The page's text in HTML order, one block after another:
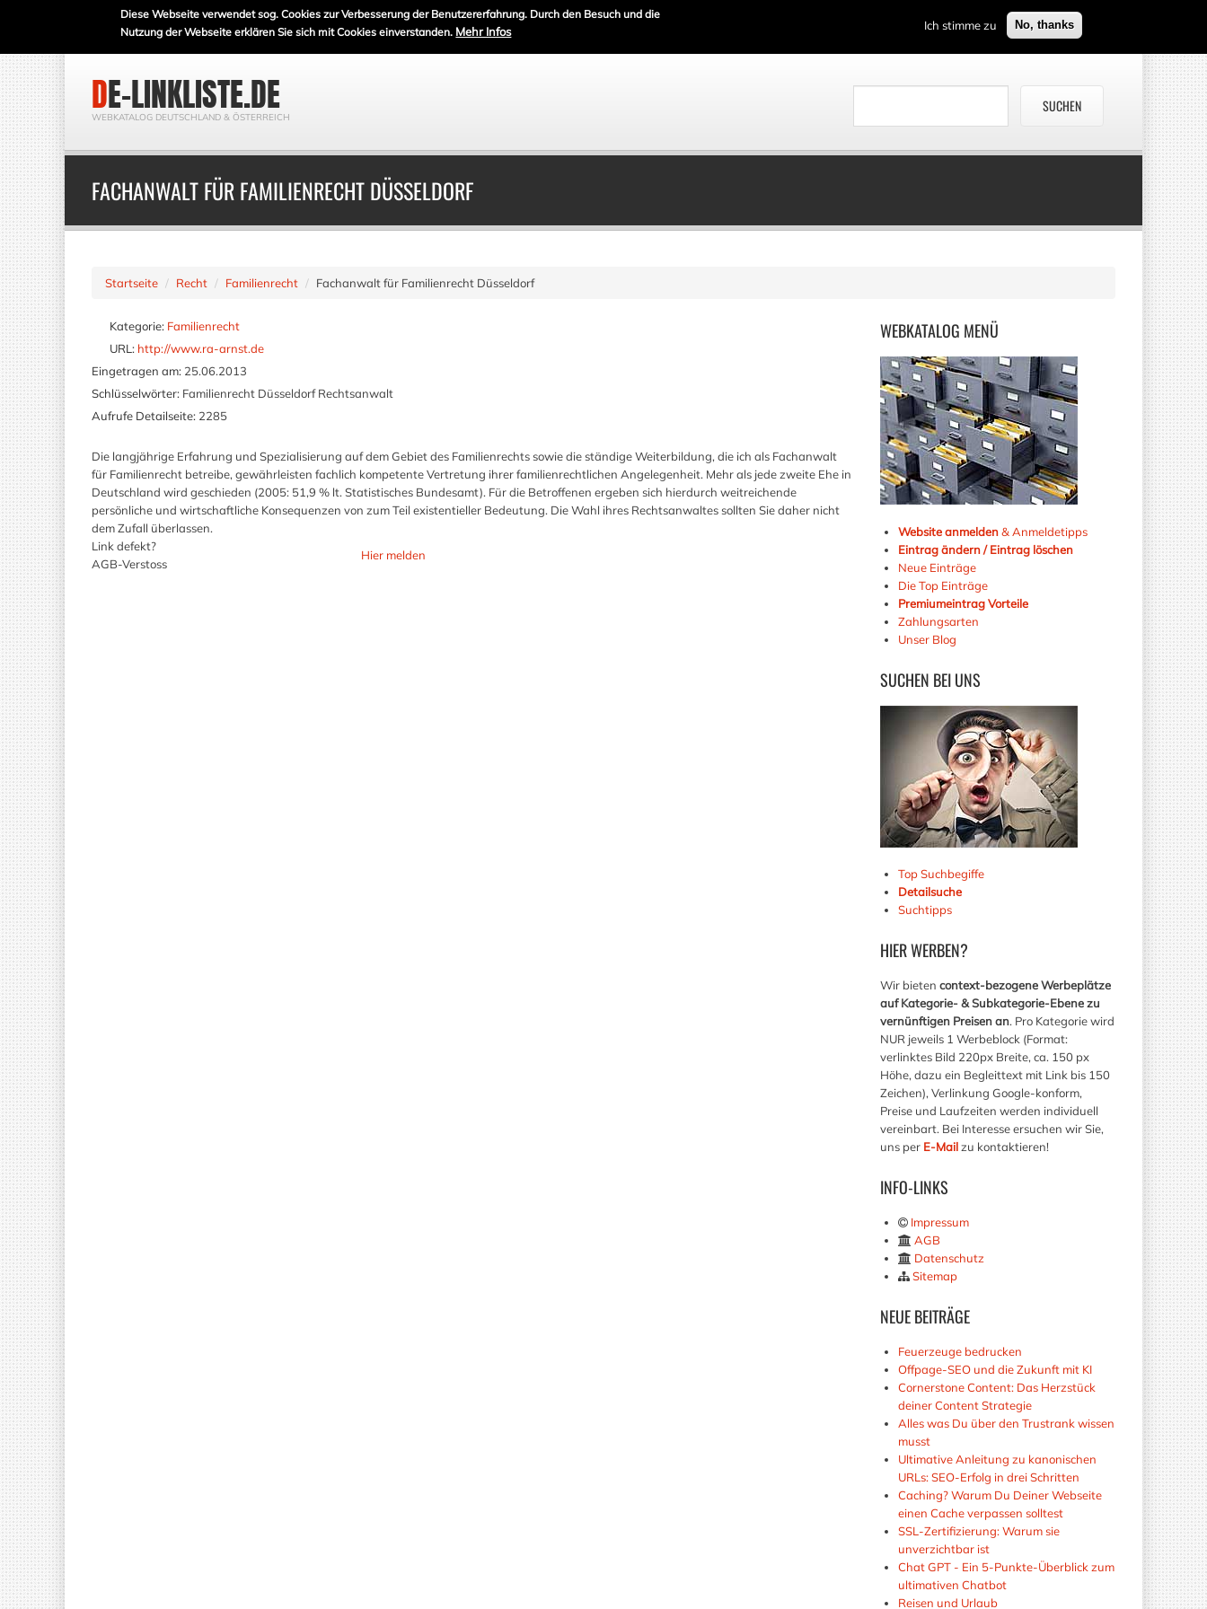
Diese Webseite verwendet sog. Cookies zur Verbesserung der Benutzererfahrung. Durch den Besuch und die
Nutzung der Webseite erklären Sie sich mit Cookies einverstanden. Mehr Infos Ich stimme zu No, thanks
DE-LINKLISTE.DE
WEBKATALOG DEUTSCHLAND & ÖSTERREICH
FACHANWALT FÜR FAMILIENRECHT DÜSSELDORF
Startseite Recht Familienrecht Fachanwalt für Familienrecht Düsseldorf
WEBKATALOG MENÜ
Website anmelden& Anmeldetipps
Eintrag ändern / Eintrag löschen
Neue Einträge
Die Top Einträge
Premiumeintrag Vorteile
Zahlungsarten
Unser Blog
SUCHEN BEI UNS
Top Suchbegiffe
Detailsuche
Suchtipps
HIERWERBEN?
Wir bieten context-bezogene Werbeplätze
auf Kategorie- & Subkategorie-Ebene zu
vernünftigen Preisen an. Pro Kategorie wird
NUR jeweils 1 Werbeblock (Format:
verlinktes Bild 220px Breite, ca. 150 px
Höhe, dazu ein Begleittext mit Link bis 150
Zeichen), Verlinkung Google-konform,
Preise und Laufzeiten werden individuell
vereinbart. Bei Interesse ersuchen wir Sie,
uns per E-Mailzu kontaktieren!
INFO-LINKS
Impressum
AGB
Datenschutz
Sitemap
NEUEBEITRÄGE
Feuerzeuge bedrucken
Offpage-SEO und die Zukunft mit KI
Cornerstone Content: Das Herzstück
deiner Content Strategie
Alles was Du über den Trustrank wissen
musst
Ultimative Anleitung zu kanonischen
URLs: SEO-Erfolg in drei Schritten
Caching? Warum Du Deiner Webseite
einen Cache verpassen solltest
SSL-Zertifizierung: Warum sie
unverzichtbar ist
Chat GPT - Ein 5-Punkte-Überblick zum
ultimativen Chatbot
Reisen und Urlaub
Kategorie: Familienrecht
URL: http://www.ra-arnst.de
Eingetragen am: 25.06.2013
Schlüsselwörter: Familienrecht Düsseldorf Rechtsanwalt
Aufrufe Detailseite: 2285
Die langjährige Erfahrung und Spezialisierung auf dem Gebiet des Familienrechts sowie die ständige Weiterbildung, die ich als Fachanwalt
für Familienrecht betreibe, gewährleisten fachlich kompetente Vertretung ihrer familienrechtlichen Angelegenheit. Mehr als jede zweite Ehe in
Deutschland wird geschieden (2005: 51,9 % lt. Statistisches Bundesamt). Für die Betroffenen ergeben sich hierdurch weitreichende
persönliche und wirtschaftliche Konsequenzen von zum Teil existentieller Bedeutung. Die Wahl ihres Rechtsanwaltes sollten Sie daher nicht
dem Zufall überlassen.
Link defekt?
AGB-Verstoss
Hier melden